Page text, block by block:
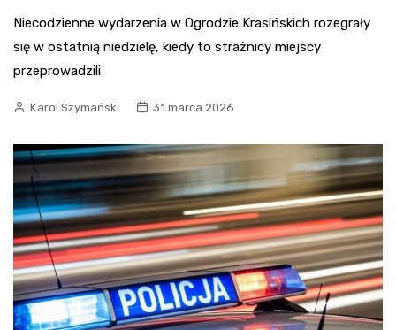
Niecodzienne wydarzenia w Ogrodzie Krasińskich rozegrały
się w ostatnią niedzielę, kiedy to strażnicy miejscy
przeprowadzili
Karol Szymański 31 marca 2026